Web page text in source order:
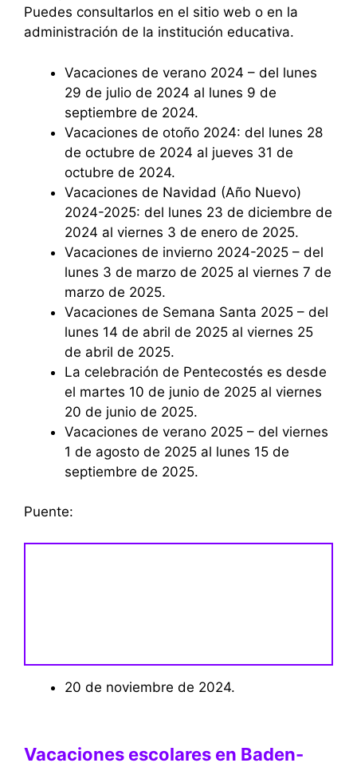
Puedes consultarlos en el sitio web o en la
administración de la institución educativa.
Vacaciones de verano 2024 – del lunes
29 de julio de 2024 al lunes 9 de
septiembre de 2024.
Vacaciones de otoño 2024: del lunes 28
de octubre de 2024 al jueves 31 de
octubre de 2024.
Vacaciones de Navidad (Año Nuevo)
2024-2025: del lunes 23 de diciembre de
2024 al viernes 3 de enero de 2025.
Vacaciones de invierno 2024-2025 – del
lunes 3 de marzo de 2025 al viernes 7 de
marzo de 2025.
Vacaciones de Semana Santa 2025 – del
lunes 14 de abril de 2025 al viernes 25
de abril de 2025.
La celebración de Pentecostés es desde
el martes 10 de junio de 2025 al viernes
20 de junio de 2025.
Vacaciones de verano 2025 – del viernes
1 de agosto de 2025 al lunes 15 de
septiembre de 2025.
Puente:
20 de noviembre de 2024.
Vacaciones escolares en Baden-